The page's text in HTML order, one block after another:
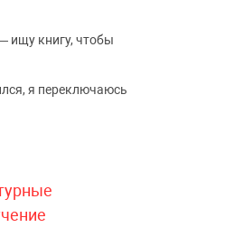
ищу книгу, чтобы
я переключаюсь